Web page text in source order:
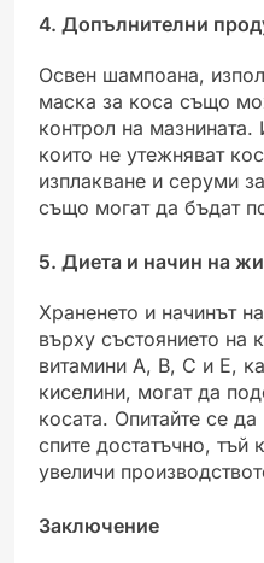
4. Допълнителни
Освен шампоана,
маска за коса също
контрол на
които не утежняват
изплакване и серуми
също могат да бъдат
5. Диета и начин на
Храненето и начинът
върху състоянието на
витамини A, B, C и E,
киселини, могат да
косата. Опитайте се да
спите достатъчно, тъй
увеличи
Заключение